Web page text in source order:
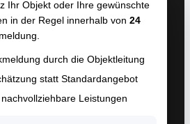
Ihr Objekt oder Ihre gewünschte
in der Regel innerhalb von 24
durch die Objektleitung
statt Standardangebot
Leistungen